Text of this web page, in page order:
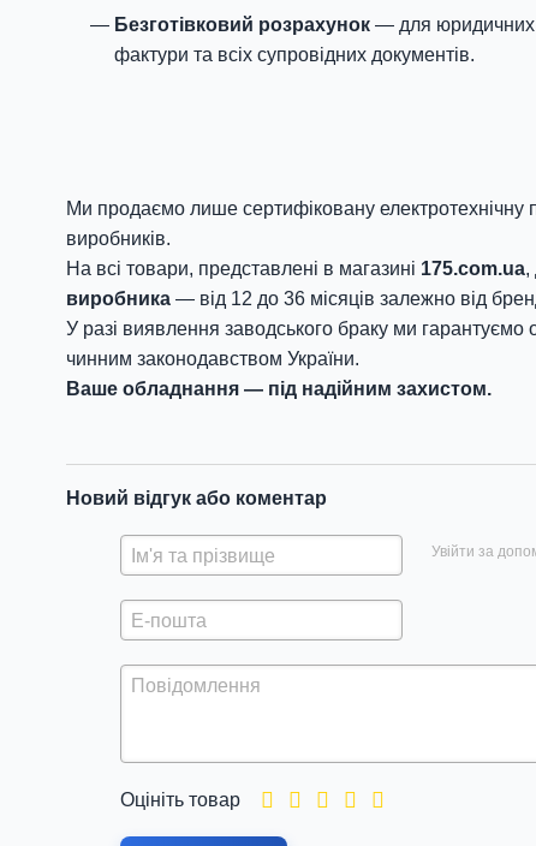
Безготівковий розрахунок — для юридичних
фактури та всіх супровідних документів.
Ми продаємо лише сертифіковану електротехнічну
виробників.
На всі товари, представлені в магазині 175.com.ua,
виробника — від 12 до 36 місяців залежно від
У разі виявлення заводського браку ми гарантуємо
чинним законодавством України.
Ваше обладнання — під надійним захистом.
Новий відгук або коментар
Увійти за
Оцініть товар